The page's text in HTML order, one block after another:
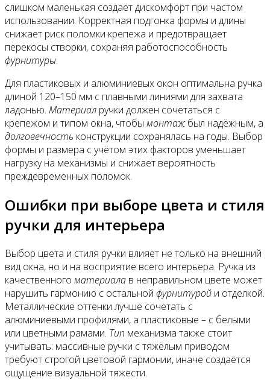
слишком маленькая создаёт дискомфорт при частом
использовании. Корректная подгонка формы и длины
снижает риск поломки крепежа и предотвращает
перекосы створки, сохраняя работоспособность
фурнитуры.
Для пластиковых и алюминиевых окон оптимальна ручка
длиной 120–150 мм с плавными линиями для захвата
ладонью. Материал ручки должен сочетаться с
крепежом и типом окна, чтобы монтажбыл надёжным, а
долговечность конструкции сохранялась на годы. Выбор
формы и размера с учётом этих факторов уменьшает
нагрузку на механизмы и снижает вероятность
преждевременных поломок.
Ошибки при выборе цвета и стиля
ручки для интерьера
Выбор цвета и стиля ручки влияет не только на внешний
вид окна, но и на восприятие всего интерьера. Ручка из
качественного материала в неправильном цвете может
нарушить гармонию с остальной фурнитурой и отделкой.
Металлические оттенки лучше сочетать с
алюминиевыми профилями, а пластиковые – с белыми
или цветными рамами. Тип механизма также стоит
учитывать: массивные ручки с тяжёлым приводом
требуют строгой цветовой гармонии, иначе создаётся
ощущение визуальной тяжести.